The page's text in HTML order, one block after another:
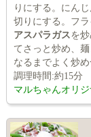
りにする。にん
切りにする。フ
アスパラガスを
てさっと炒め、
なるまでよく炒め
調理時間:約15分
マルちゃんオリ